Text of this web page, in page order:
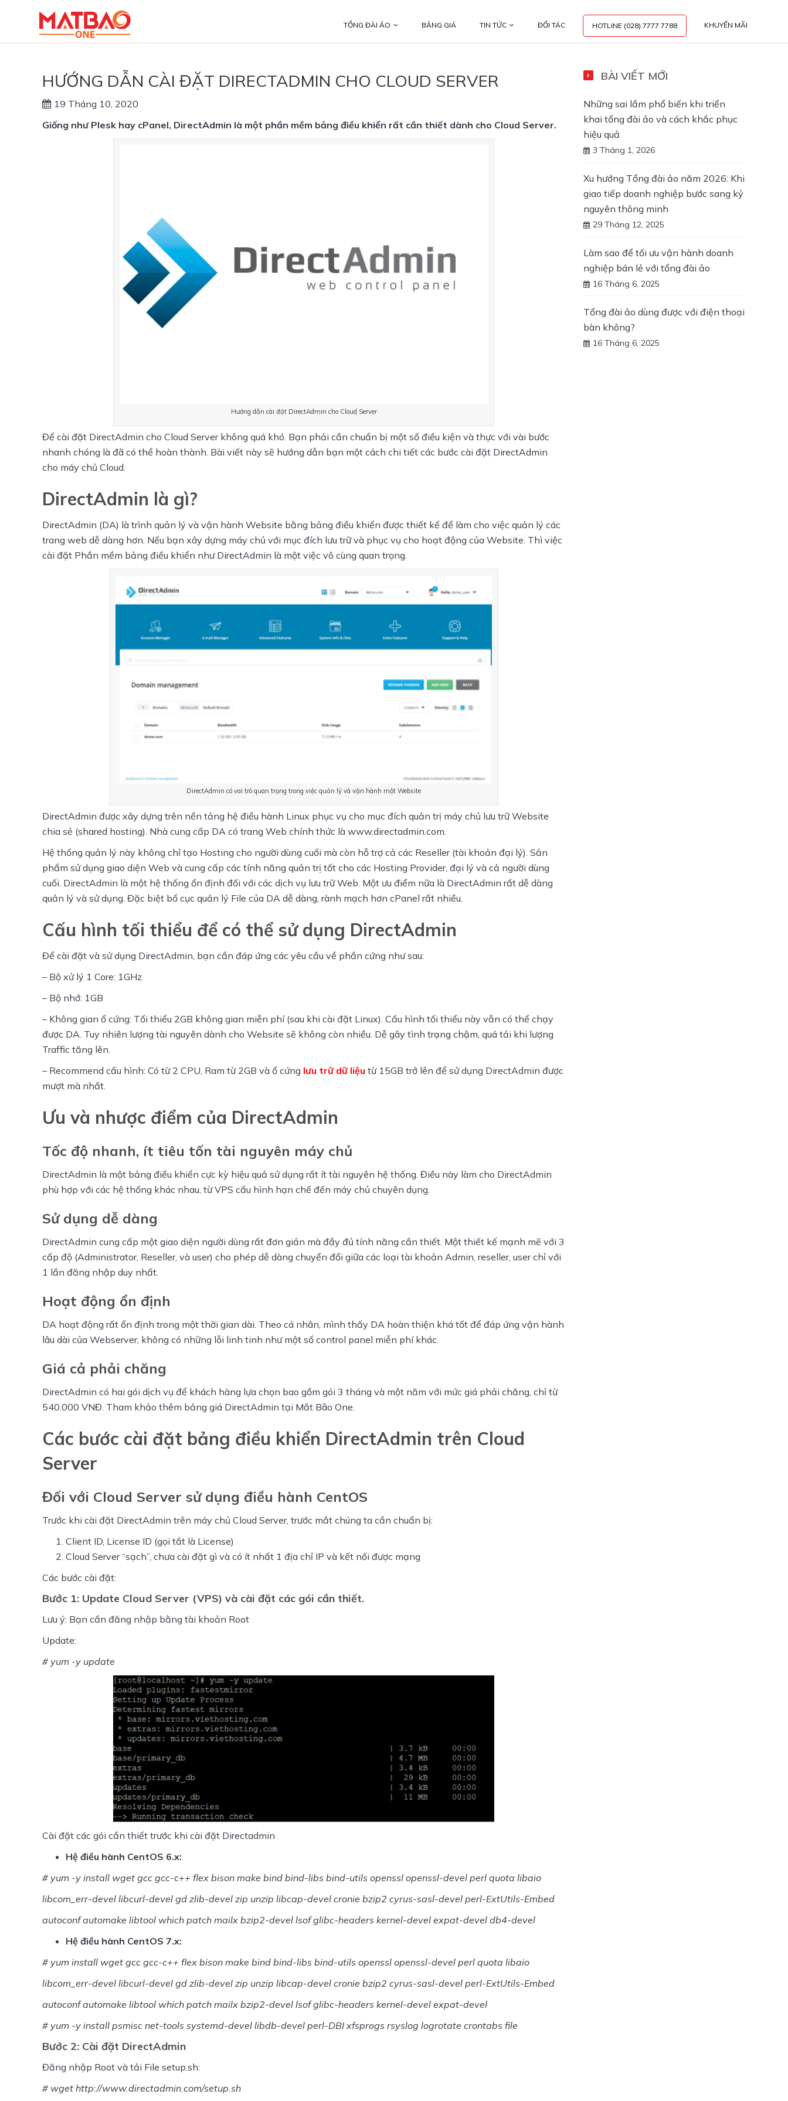
TỔNG ĐÀI ẢO BẢNG GIÁ TIN TỨC ĐỐI TÁC HOTLINE (028) 7777 7788 KHUYẾN MÃI
HƯỚNG DẪN CÀI ĐẶT DIRECTADMIN CHO CLOUD SERVER
19 Tháng 10, 2020
Giống như Plesk hay cPanel, DirectAdmin là một phần mềm bảng điều khiển rất cần thiết dành cho Cloud Server.
Hướng dẫn cài đặt DirectAdmin cho Cloud Server
Để cài đặt DirectAdmin cho Cloud Server không quá khó. Bạn phải cần chuẩn bị một số điều kiện và thực với vài bước
nhanh chóng là đã có thể hoàn thành. Bài viết này sẽ hướng dẫn bạn một cách chi tiết các bước cài đặt DirectAdmin
cho máy chủ Cloud.
DirectAdmin là gì?
DirectAdmin (DA) là trình quản lý và vận hành Website bằng bảng điều khiển được thiết kế để làm cho việc quản lý các
trang web dễ dàng hơn. Nếu bạn xây dựng máy chủ với mục đích lưu trữ và phục vụ cho hoạt động của Website. Thì việc
cài đặt Phần mềm bảng điều khiển như DirectAdmin là một việc vô cùng quan trọng.
DirectAdmin có vai trò quan trọng trong việc quản lý và vận hành một Website
DirectAdmin được xây dựng trên nền tảng hệ điều hành Linux phục vụ cho mục đích quản trị máy chủ lưu trữ Website
chia sẻ (shared hosting). Nhà cung cấp DA có trang Web chính thức là www.directadmin.com.
Hệ thống quản lý này không chỉ tạo Hosting cho người dùng cuối mà còn hỗ trợ cả các Reseller (tài khoản đại lý). Sản
phẩm sử dụng giao diện Web và cung cấp các tính năng quản trị tốt cho các Hosting Provider, đại lý và cả người dùng
cuối. DirectAdmin là một hệ thống ổn định đối với các dịch vụ lưu trữ Web. Một ưu điểm nữa là DirectAdmin rất dễ dàng
quản lý và sử dụng. Đặc biệt bố cục quản lý File của DA dễ dàng, rành mạch hơn cPanel rất nhiều.
Cấu hình tối thiểu để có thể sử dụng DirectAdmin
Để cài đặt và sử dụng DirectAdmin, bạn cần đáp ứng các yêu cầu về phần cứng như sau:
– Bộ xử lý 1 Core: 1GHz
– Bộ nhớ: 1GB
– Không gian ổ cứng: Tối thiểu 2GB không gian miễn phí (sau khi cài đặt Linux). Cấu hình tối thiểu này vẫn có thể chạy
được DA. Tuy nhiên lượng tài nguyên dành cho Website sẽ không còn nhiều. Dễ gây tình trạng chậm, quá tải khi lượng
Traffic tăng lên.
– Recommend cấu hình: Có từ 2 CPU, Ram từ 2GB và ổ cứng lưu trữ dữ liệu từ 15GB trở lên để sử dụng DirectAdmin được
mượt mà nhất.
Ưu và nhược điểm của DirectAdmin
Tốc độ nhanh, ít tiêu tốn tài nguyên máy chủ
DirectAdmin là một bảng điều khiển cực kỳ hiệu quả sử dụng rất ít tài nguyên hệ thống. Điều này làm cho DirectAdmin
phù hợp với các hệ thống khác nhau, từ VPS cấu hình hạn chế đến máy chủ chuyên dụng.
Sử dụng dễ dàng
DirectAdmin cung cấp một giao diện người dùng rất đơn giản mà đầy đủ tính năng cần thiết. Một thiết kế mạnh mẽ với 3
cấp độ (Administrator, Reseller, và user) cho phép dễ dàng chuyển đổi giữa các loại tài khoản Admin, reseller, user chỉ với
1 lần đăng nhập duy nhất.
Hoạt động ổn định
DA hoạt động rất ổn định trong một thời gian dài. Theo cá nhân, mình thấy DA hoàn thiện khá tốt để đáp ứng vận hành
lâu dài của Webserver, không có những lỗi linh tinh như một số control panel miễn phí khác.
Giá cả phải chăng
DirectAdmin có hai gói dịch vụ để khách hàng lựa chọn bao gồm gói 3 tháng và một năm với mức giá phải chăng, chỉ từ
540.000 VNĐ. Tham khảo thêm bảng giá DirectAdmin tại Mắt Bão One.
Các bước cài đặt bảng điều khiển DirectAdmin trên Cloud
Server
Đối với Cloud Server sử dụng điều hành CentOS
Trước khi cài đặt DirectAdmin trên máy chủ Cloud Server, trước mắt chúng ta cần chuẩn bị:
Client ID, License ID (gọi tắt là License)
Cloud Server “sạch”, chưa cài đặt gì và có ít nhất 1 địa chỉ IP và kết nối được mạng
Các bước cài đặt:
Bước 1: Update Cloud Server (VPS) và cài đặt các gói cần thiết.
Lưu ý: Bạn cần đăng nhập bằng tài khoản Root
Update:
# yum -y update
Cài đặt các gói cần thiết trước khi cài đặt Directadmin
Hệ điều hành CentOS 6.x:
# yum -y install wget gcc gcc-c++ flex bison make bind bind-libs bind-utils openssl openssl-devel perl quota libaio
libcom_err-devel libcurl-devel gd zlib-devel zip unzip libcap-devel cronie bzip2 cyrus-sasl-devel perl-ExtUtils-Embed
autoconf automake libtool which patch mailx bzip2-devel lsof glibc-headers kernel-devel expat-devel db4-devel
Hệ điều hành CentOS 7.x:
# yum install wget gcc gcc-c++ flex bison make bind bind-libs bind-utils openssl openssl-devel perl quota libaio
libcom_err-devel libcurl-devel gd zlib-devel zip unzip libcap-devel cronie bzip2 cyrus-sasl-devel perl-ExtUtils-Embed
autoconf automake libtool which patch mailx bzip2-devel lsof glibc-headers kernel-devel expat-devel
# yum -y install psmisc net-tools systemd-devel libdb-devel perl-DBI xfsprogs rsyslog logrotate crontabs file
Bước 2: Cài đặt DirectAdmin
Đăng nhập Root và tải File setup.sh:
# wget http://www.directadmin.com/setup.sh
BÀI VIẾT MỚI
Những sai lầm phổ biến khi triển
khai tổng đài ảo và cách khắc phục
hiệu quả
3 Tháng 1, 2026
Xu hướng Tổng đài ảo năm 2026: Khi
giao tiếp doanh nghiệp bước sang kỷ
nguyên thông minh
29 Tháng 12, 2025
Làm sao để tối ưu vận hành doanh
nghiệp bán lẻ với tổng đài ảo
16 Tháng 6, 2025
Tổng đài ảo dùng được với điện thoại
bàn không?
16 Tháng 6, 2025